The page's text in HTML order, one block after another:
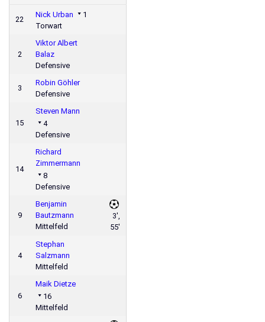
22
Nick Urban
1
Torwart
2
Viktor Albert
Balaz
Defensive
3
Robin Göhler
Defensive
15
Steven Mann
4
Defensive
14
Richard
Zimmermann
8
Defensive
9
Benjamin
Bautzmann
Mittelfeld
3',
55'
4
Stephan
Salzmann
Mittelfeld
6
Maik Dietze
16
Mittelfeld